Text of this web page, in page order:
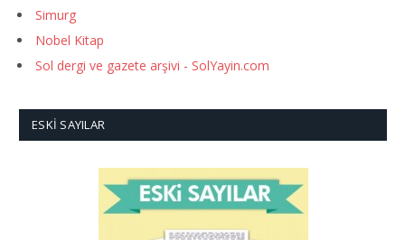
Simurg
Nobel Kitap
Sol dergi ve gazete arşivi - SolYayin.com
ESKI SAYILAR